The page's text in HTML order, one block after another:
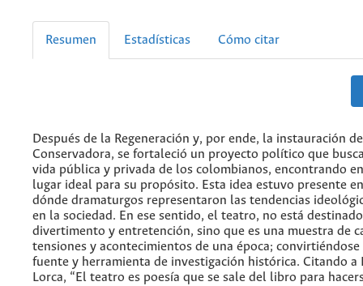
Resumen Estadísticas Cómo citar
Después de la Regeneración y, por ende, la instauración
Conservadora, se fortaleció un proyecto político que
vida pública y privada de los colombianos, encontrando
lugar ideal para su propósito. Esta idea estuvo presente
dónde dramaturgos representaron las tendencias
en la sociedad. En ese sentido, el teatro, no está
divertimento y entretención, sino que es una muestra de
tensiones y acontecimientos de una época;
fuente y herramienta de investigación histórica. Citando a
Lorca, “El teatro es poesía que se sale del libro para